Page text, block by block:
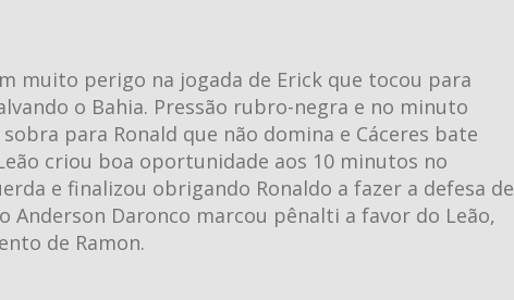
muito perigo na jogada de Erick que tocou para
o Bahia. Pressão rubro-negra e no minuto
para Ronald que não domina e Cáceres bate
criou boa oportunidade aos 10 minutos no
e finalizou obrigando Ronaldo a fazer a defesa de
Daronco marcou pênalti a favor do Leão,
de Ramon.